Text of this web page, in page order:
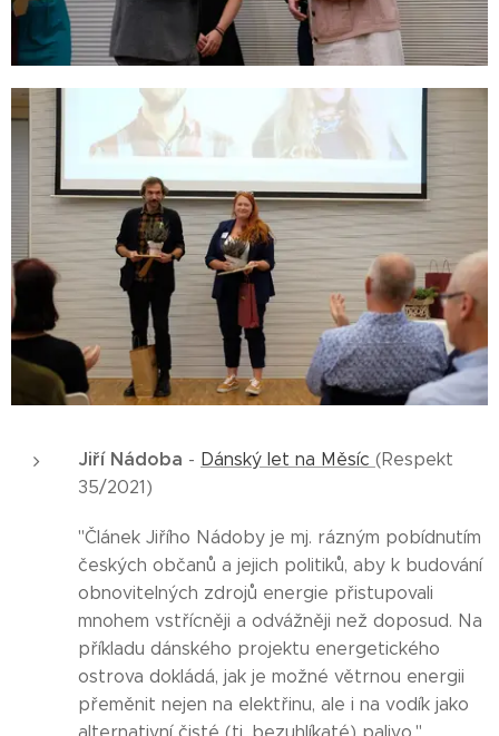
Jiří Nádoba - Dánský let na Měsíc (Respekt
35/2021)
"Článek Jiřího Nádoby je mj. rázným pobídnutím
českých občanů a jejich politiků, aby k budování
obnovitelných zdrojů energie přistupovali
mnohem vstřícněji a odvážněji než doposud. Na
příkladu dánského projektu energetického
ostrova dokládá, jak je možné větrnou energii
přeměnit nejen na elektřinu, ale i na vodík jako